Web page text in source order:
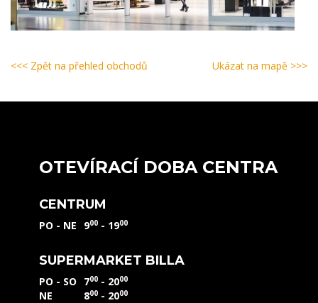
<<< Zpět na přehled obchodů Ukázat na mapě >>>
OTEVÍRACÍ DOBA CENTRA
CENTRUM
PO - NE 900 - 1900
SUPERMARKET BILLA
PO - SO 700 - 2000
NE 800 - 2000